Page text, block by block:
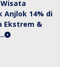
Anjlok 14% di
Ekstrem &